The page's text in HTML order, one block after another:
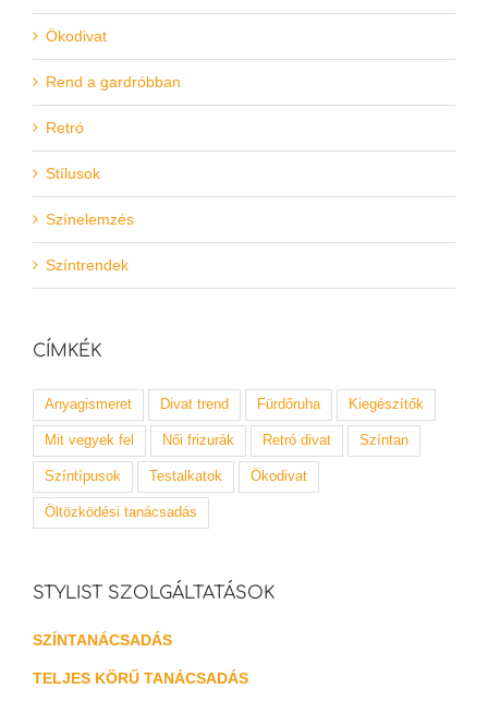
Ökodivat
Rend a gardróbban
Retró
Stílusok
Színelemzés
Színtrendek
CÍMKÉK
Anyagismeret Divat trend Fürdőruha Kiegészítők
Mit vegyek fel Női frizurák Retró divat Színtan
Színtípusok Testalkatok Ökodivat
Öltözködési tanácsadás
STYLIST SZOLGÁLTATÁSOK
SZÍNTANÁCSADÁS
TELJES KÖRŰ TANÁCSADÁS